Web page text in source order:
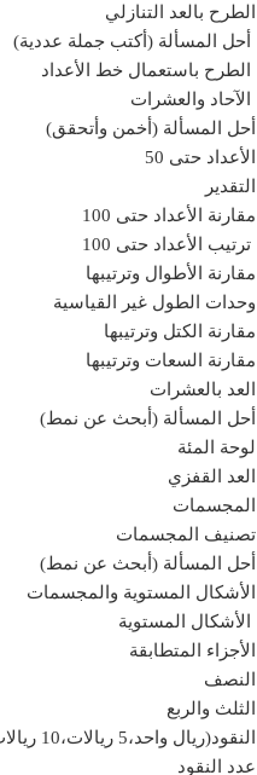
الطرح بالعد التنازلي
أحل المسألة (أكتب جملة عددية)
الطرح باستعمال خط الأعداد
الآحاد والعشرات
أحل المسألة (أخمن وأتحقق)
الأعداد حتى 50
التقدير
مقارنة الأعداد حتى 100
ترتيب الأعداد حتى 100
مقارنة الأطوال وترتيبها
وحدات الطول غير القياسية
مقارنة الكتل وترتيبها
مقارنة السعات وترتيبها
العد بالعشرات
أحل المسألة (أبحث عن نمط)
لوحة المئة
العد القفزي
المجسمات
تصنيف المجسمات
أحل المسألة (أبحث عن نمط)
الأشكال المستوية والمجسمات
الأشكال المستوية
الأجزاء المتطابقة
النصف
الثلث والربع
النقود(ريال واحد،5 ريالات،10 ريالات)
عدد النقود